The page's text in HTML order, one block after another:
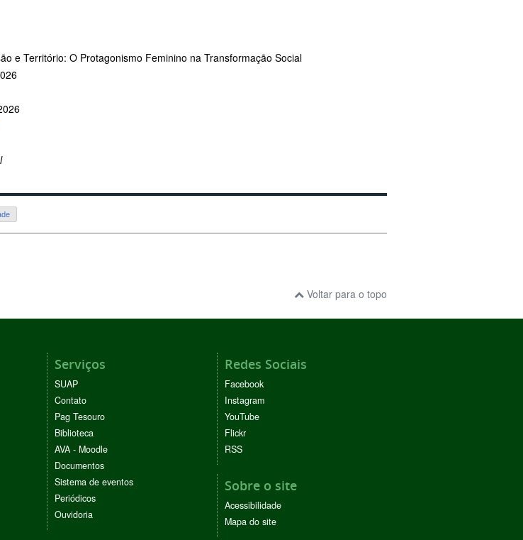
e Território: O Protagonismo Feminino na Transformação Social
Voltar para o topo
Serviços
SUAP
Contato
Pag Tesouro
Biblioteca
AVA - Moodle
Documentos
Sistema de eventos
Periódicos
Ouvidoria
Redes Sociais
Facebook
Instagram
YouTube
Flickr
RSS
Sobre o site
Acessibilidade
Mapa do site